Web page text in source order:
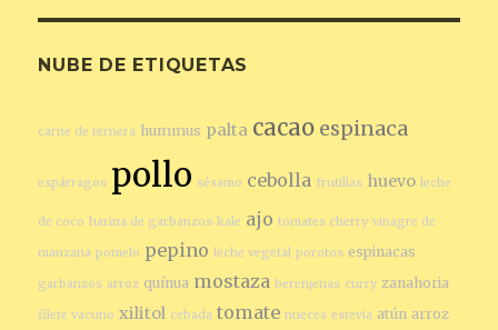
NUBE DE ETIQUETAS
carne de ternera hummus palta cacao espinaca
espárragos pollo sésamo cebolla frutillas huevo leche
de coco harina de garbanzos kale ajo tomates cherry vinagre de
manzana pomelo pepino leche vegetal porotos espinacas
garbanzos arroz quínua mostaza berenjenas curry zanahoria
filete vacuno xilitol cebada tomate nueces estevia atún arroz